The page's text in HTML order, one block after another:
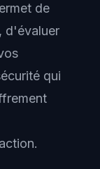
de
d'évaluer
qui